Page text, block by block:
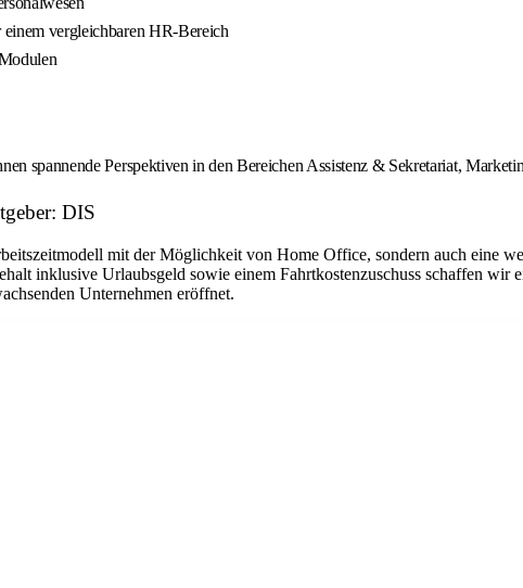
vergleichbaren HR-Bereich
spannende Perspektiven in den Bereichen Assistenz & Sekretariat,
DIS
mit der Möglichkeit von Home Office, sondern auch eine
inklusive Urlaubsgeld sowie einem Fahrtkostenzuschuss schaffen wir
Unternehmen eröffnet.